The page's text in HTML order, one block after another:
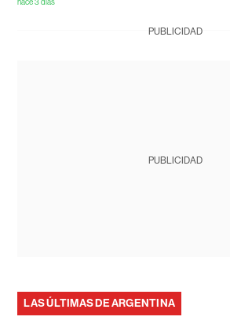
PUBLICIDAD
PUBLICIDAD
LAS ÚLTIMAS DE ARGENTINA